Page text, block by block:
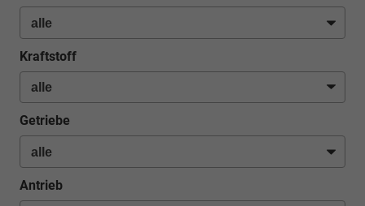
Kraftstoff
Getriebe
Antrieb